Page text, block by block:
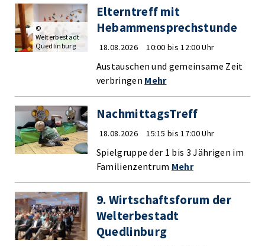
Elterntreff mit
Hebammensprechstunde
18.08.2026 10:00 bis 12:00 Uhr
Austauschen und gemeinsame Zeit
verbringen Mehr
©
Welterbestadt
Quedlinburg
NachmittagsTreff
18.08.2026 15:15 bis 17:00 Uhr
Spielgruppe der 1 bis 3 Jährigen im
Familienzentrum Mehr
9. Wirtschaftsforum der
Welterbestadt
Quedlinburg